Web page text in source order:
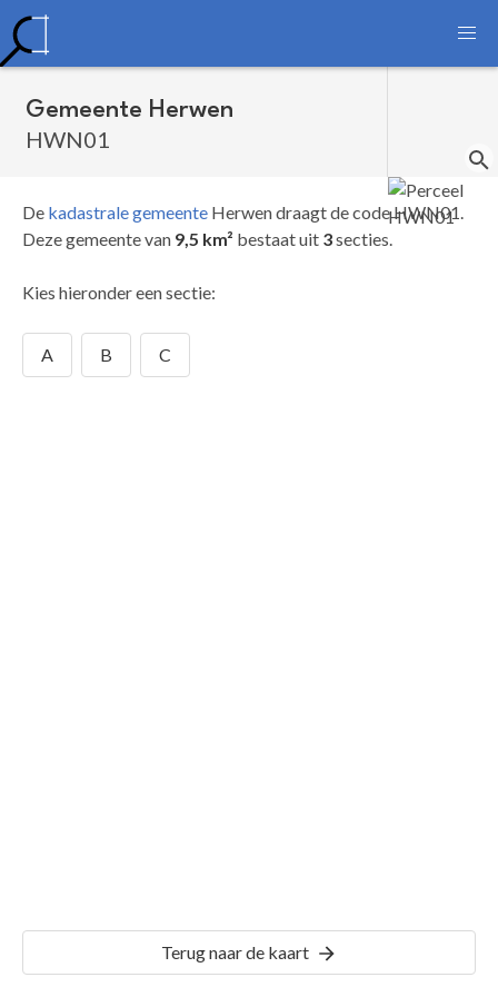
Gemeente Herwen
HWN01
De kadastrale gemeente Herwen draagt de code HWN01.
Deze gemeente van 9,5 km² bestaat uit 3secties.
Kies hieronder een sectie:
A B C
Terug naar de kaart
HWN01